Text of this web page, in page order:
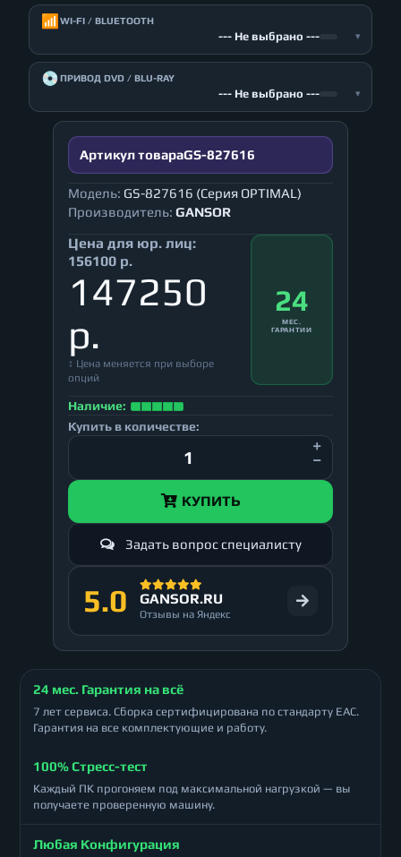
📶 WI-FI / BLUETOOTH
--- Не выбрано --- ▾
💿ПРИВОД DVD / BLU-RAY
--- Не выбрано --- ▾
Артикул товараGS-827616
Модель: GS-827616 (Серия OPTIMAL)
Производитель: GANSOR
Цена для юр. лиц:
156100 р.
147250
р.
↕ Цена меняется при выборе
опций
24
МЕС.
ГАРАНТИИ
Наличие:
Купить в количестве:
КУПИТЬ
Задать вопрос специалисту
5.0 GANSOR.RU
Отзывы на Яндекс
24 мес. Гарантия на всё
7 лет сервиса. Сборка сертифицирована по стандарту ЕАС.
Гарантия на все комплектующие и работу.
100% Стресс-тест
Каждый ПК прогоняем под максимальной нагрузкой — вы
получаете проверенную машину.
Любая Конфигурация